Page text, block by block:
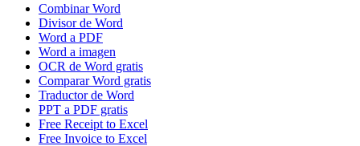
Combinar Word
Divisor de Word
Word a PDF
Word a imagen
OCR de Word gratis
Comparar Word gratis
Traductor de Word
PPT a PDF gratis
Free Receipt to Excel
Free Invoice to Excel